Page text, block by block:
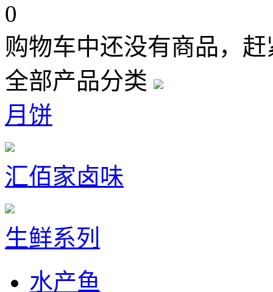
0
购物车中还没有商品，
全部产品分类
月饼
汇佰家卤味
生鲜系列
水产鱼